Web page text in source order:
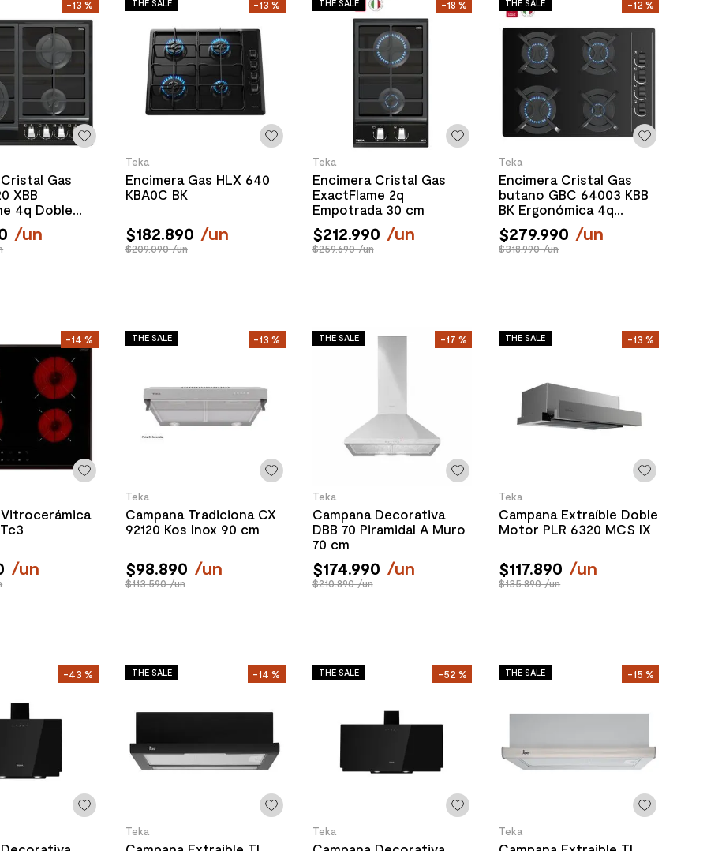
-13 %
Gas
XBB
4q Doble
60 cm
/un
-13 %
THE SALE
Teka
Encimera Gas HLX 640
KBA0C BK
$182.890 /un
$209.090 /un
-18 %
THE SALE
Teka
Encimera Cristal Gas
ExactFlame 2q
Empotrada 30 cm
$212.990 /un
$259.690 /un
-12 %
THE SALE
Teka
Encimera Cristal Gas
butano GBC 64003 KBB
BK Ergonómica 4q
Empotrada 60 cm
$279.990 /un
$318.990 /un
-14 %
/un
-13 %
THE SALE
Teka
Campana Tradiciona CX
92120 Kos Inox 90 cm
$98.890 /un
$113.590 /un
-17 %
THE SALE
Teka
Campana Decorativa
DBB 70 Piramidal A Muro
70 cm
$174.990 /un
$210.890 /un
-13 %
THE SALE
Teka
Campana Extraíble Doble
Motor PLR 6320 MCS IX
$117.890 /un
$135.890 /un
-43 % -14 %
THE SALE
Teka
-52 %
THE SALE
Teka
-15 %
THE SALE
Teka